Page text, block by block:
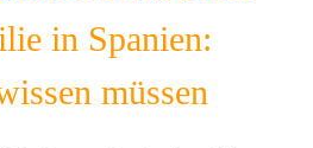
in Spanien:
müssen